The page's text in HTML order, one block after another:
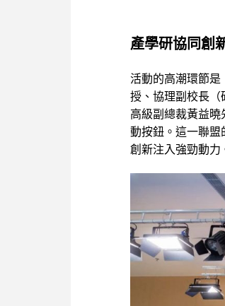
產學研協同創
活動的高潮環節
授、協理副校長
高級副總裁黃益
動按鈕。這一聯
創新注入強勁動力